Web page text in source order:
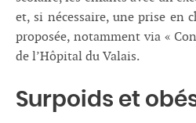
et, si nécessaire, une prise en
proposée, notamment via «
de l’Hôpital du Valais.
Surpoids et